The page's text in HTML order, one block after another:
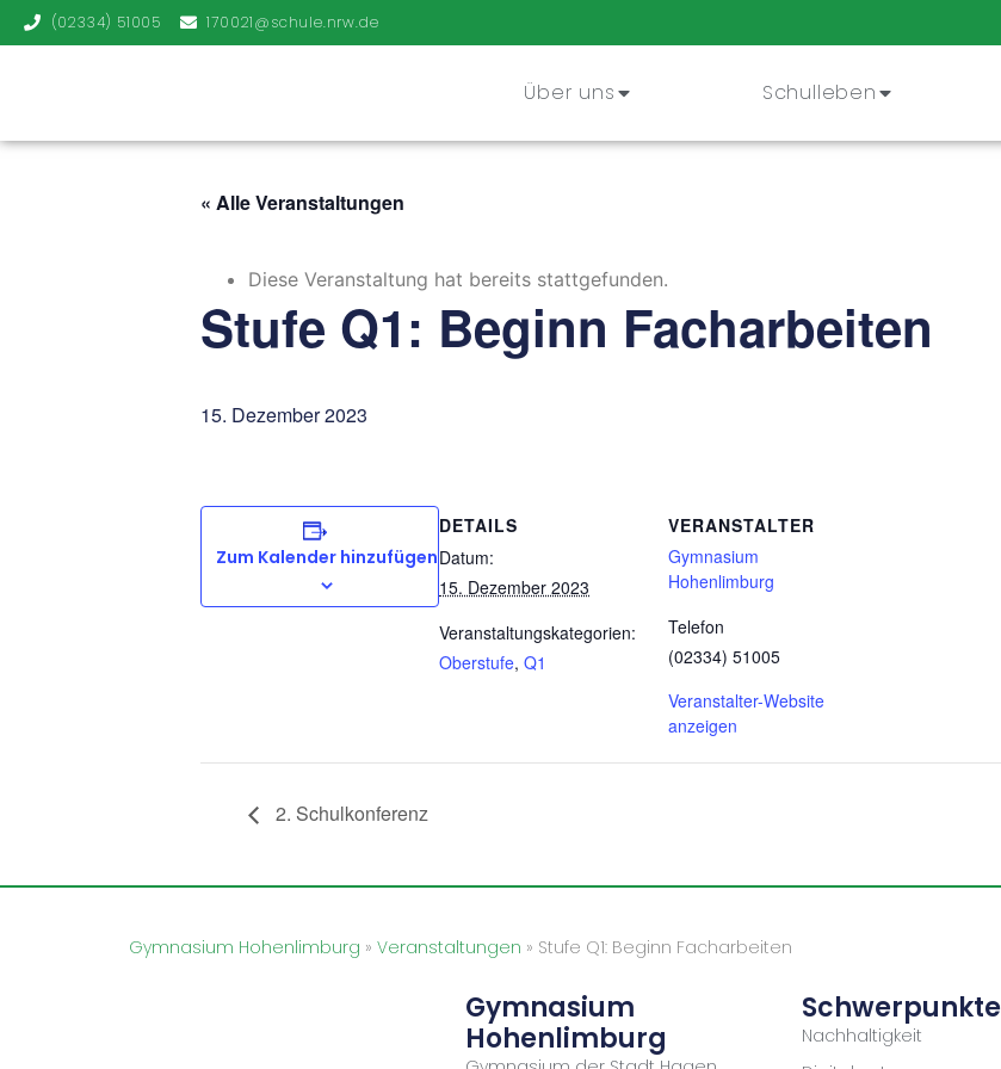
(02334) 51005 170021@schule.nrw.de
Über uns Schulleben
« Alle Veranstaltungen
Diese Veranstaltung hat bereits stattgefunden.
Stufe Q1: Beginn Facharbeiten
15. Dezember 2023
Zum Kalender hinzufügen
DETAILS
Datum:
15. Dezember 2023
Veranstaltungskategorien:
Oberstufe, Q1
VERANSTALTER
Gymnasium
Hohenlimburg
Telefon
(02334) 51005
Veranstalter-Website
anzeigen
2. Schulkonferenz
Gymnasium Hohenlimburg » Veranstaltungen » Stufe Q1: Beginn Facharbeiten
Gymnasium
Hohenlimburg
Schwerpunkte
Nachhaltigkeit